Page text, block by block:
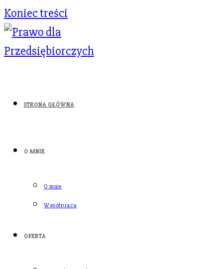
Koniec treści
STRONA GŁÓWNA
O MNIE
O mnie
Współpraca
OFERTA